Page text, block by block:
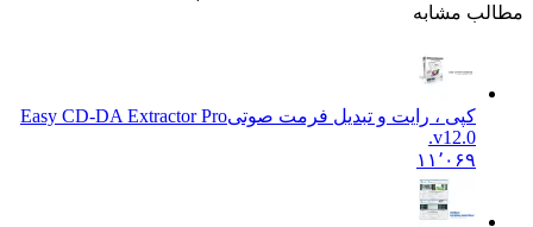
مشابه
کپی ، رایت و تبدیل فرمت صوتی Easy CD-DA Extractor Pro
۱۱٬۰۶۹